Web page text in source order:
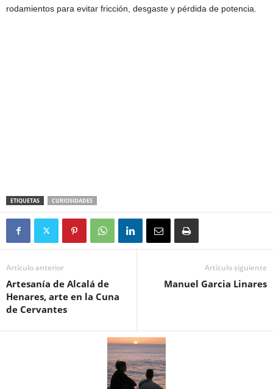
rodamientos para evitar fricción, desgaste y pérdida de potencia.
ETIQUETAS CURIOSIDADES
Artículo anterior
Artesanía de Alcalá de
Henares, arte en la Cuna
de Cervantes
Artículo siguiente
Manuel Garcia Linares